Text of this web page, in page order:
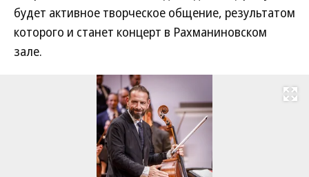
будет активное творческое общение, результатом
которого и станет концерт в Рахманиновском
зале.
Развернуть